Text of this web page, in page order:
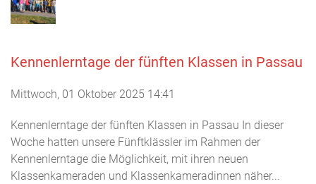
Kennenlerntage der fünften Klassen in Passau
Mittwoch, 01 Oktober 2025 14:41
Kennenlerntage der fünften Klassen in Passau In dieser
Woche hatten unsere Fünftklässler im Rahmen der
Kennenlerntage die Möglichkeit, mit ihren neuen
Klassenkameraden und Klassenkameradinnen näher...